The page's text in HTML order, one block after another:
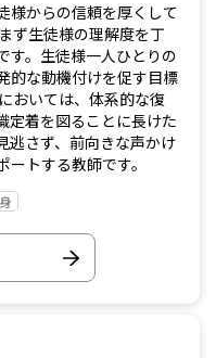
様からの信頼を厚くして
ず生徒様の理解度を丁
す。生徒様一人ひとりの
的な動機付けを促す目標
おいては、体系的な復
定着を図ることに長けた
逃さず、前向きな声かけ
トする教師です。